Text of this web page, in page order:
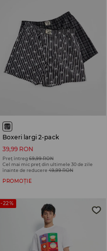
Boxeri largi 2-pack
39,99 RON
Preț întreg69,99 RON
Cel mai mic preț din ultimele 30 de zile
înainte de reducere 49,99 RON
PROMOȚIE
-22%